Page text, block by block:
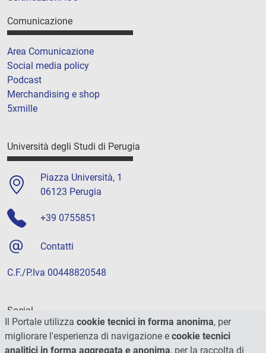
Comunicazione
Area Comunicazione
Social media policy
Podcast
Merchandising e shop
5xmille
Università degli Studi di Perugia
Piazza Università, 1
06123 Perugia
+39 0755851
Contatti
C.F./P.Iva 00448820548
Social
Il Portale utilizza cookie tecnici in forma anonima, per
migliorare l'esperienza di navigazione e cookie tecnici
analitici in forma aggregata e anonima, per la raccolta di